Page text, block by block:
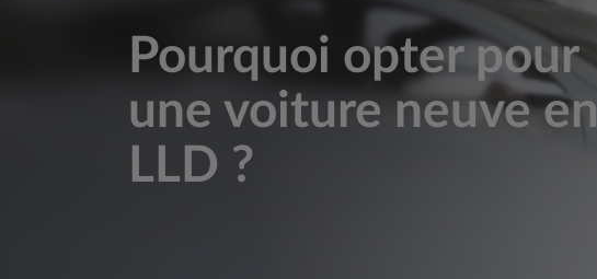
Pourquoi opter pour
une voiture neuve en
LLD ?